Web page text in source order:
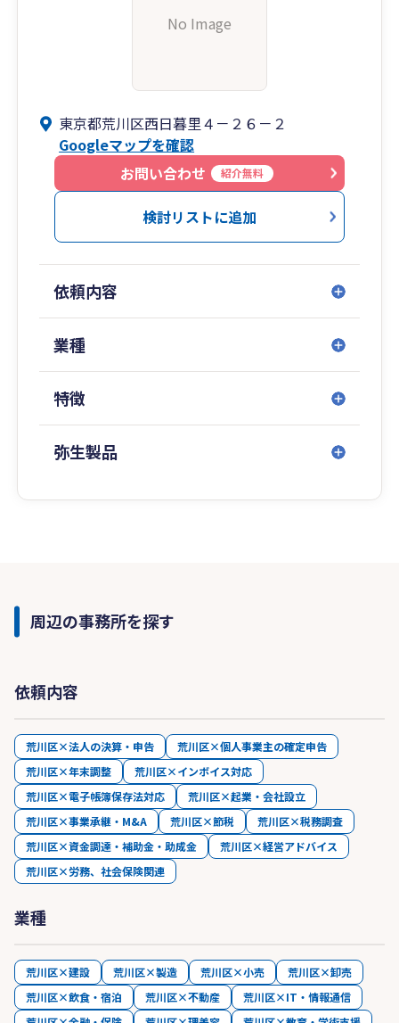
No Image
東京都荒川区西日暮里４－２６－２
Googleマップを確認
お問い合わせ
紹介無料
検討リストに追加
依頼内容
業種
特徴
弥生製品
周辺の事務所を探す
依頼内容
荒川区×法人の決算・申告
荒川区×個人事業主の確定申告
荒川区×年末調整
荒川区×インボイス対応
荒川区×電子帳簿保存法対応
荒川区×起業・会社設立
荒川区×事業承継・M&A
荒川区×節税
荒川区×税務調査
荒川区×資金調達・補助金・助成金
荒川区×経営アドバイス
荒川区×労務、社会保険関連
業種
荒川区×建設 荒川区×製造 荒川区×小売
荒川区×卸売
荒川区×飲食・宿泊
荒川区×不動産
荒川区×IT・情報通信